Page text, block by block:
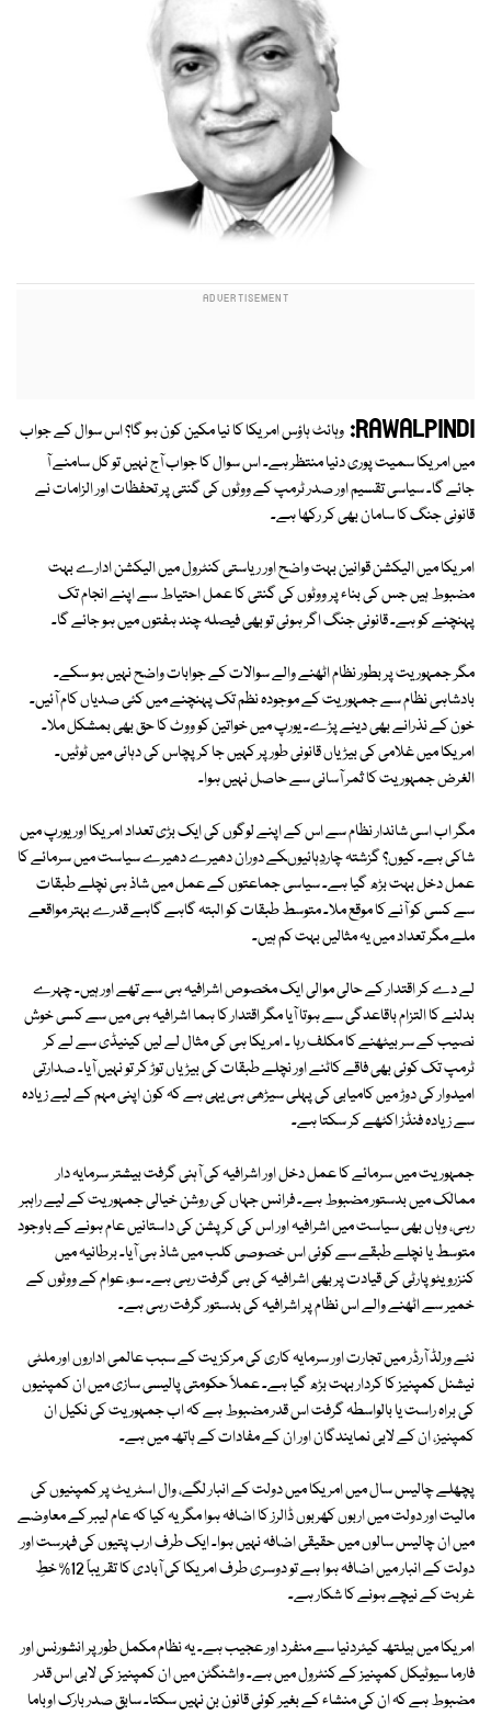
RAWALPINDI: وہائٹ ہاؤس امریکا کا نیا مکین کون ہو گا؟ اس سوال کے جواب
میں امریکا سمیت پوری دنیا منتظر ہے۔ اس سوال کا جواب آج نہیں تو کل سامنے آ
جائے گا۔ سیاسی تقسیم اور صدر ٹرمپ کے ووٹوں کی گنتی پر تحفظات اور الزامات نے
قانونی جنگ کا سامان بھی کر رکھا ہے۔
امریکا میں الیکشن قوانین بہت واضح اور ریاستی کنٹرول میں الیکشن ادارے بہت
مضبوط ہیں جس کی بناء پر ووٹوں کی گنتی کا عمل احتیاط سے اپنے انجام تک
پہنچنے کو ہے۔ قانونی جنگ اگر ہوئی تو بھی فیصلہ چند ہفتوں میں ہو جائے گا۔
مگر جمہوریت پر بطور نظام اٹھنے والے سوالات کے جوابات واضح نہیں ہو سکے۔
بادشاہی نظام سے جمہوریت کے موجودہ نظم تک پہنچنے میں کئی صدیاں کام آئیں۔
خون کے نذرانے بھی دینے پڑے۔ یورپ میں خواتین کو ووٹ کا حق بھی بمشکل ملا۔
امریکا میں غلامی کی بیڑیاں قانونی طور پر کہیں جا کر پچاس کی دہائی میں ٹوٹیں۔
الغرض جمہوریت کا ثمر آسانی سے حاصل نہیں ہوا۔
مگر اب اسی شاندار نظام سے اس کے اپنے لوگوں کی ایک بڑی تعداد امریکا اور یورپ میں
شاکی ہے۔ کیوں؟ گزشتہ چاردِہائیوںکے دوران دھیرے دھیرے سیاست میں سرمائے کا
عمل دخل بہت بڑھ گیا ہے۔ سیاسی جماعتوں کے عمل میں شاذ ہی نچلے طبقات
سے کسی کو آنے کا موقع ملا۔ متوسط طبقات کو البتہ گاہے گاہے قدرے بہتر مواقعے
ملے مگر تعداد میں یہ مثالیں بہت کم ہیں۔
لے دے کر اقتدار کے حالی موالی ایک مخصوص اشرافیہ ہی سے تھے اور ہیں۔ چہرے
بدلنے کا التزام باقاعدگی سے ہوتا آیا مگر اقتدار کا ہما اشرافیہ ہی میں سے کسی خوش
نصیب کے سر بیٹھنے کا مکلف رہا ۔ امریکا ہی کی مثال لے لیں کینیڈی سے لے کر
ٹرمپ تک کوئی بھی فاقے کاٹنے اور نچلے طبقات کی بیڑیاں توڑ کر تو نہیں آیا۔ صدارتی
امیدوار کی دوڑ میں کامیابی کی پہلی سیڑھی ہی یہی ہے کہ کون اپنی مہم کے لیے زیادہ
سے زیادہ فنڈز اکٹھے کر سکتا ہے۔
جمہوریت میں سرمائے کا عمل دخل اور اشرافیہ کی آہنی گرفت بیشتر سرمایہ دار
ممالک میں بدستور مضبوط ہے۔ فرانس جہاں کی روشن خیالی جمہوریت کے لیے راہبر
رہی، وہاں بھی سیاست میں اشرافیہ اور اس کی کرپشن کی داستانیں عام ہونے کے باوجود
متوسط یا نچلے طبقے سے کوئی اس خصوصی کلب میں شاذ ہی آیا۔ برطانیہ میں
کنزرویٹو پارٹی کی قیادت پر بھی اشرافیہ کی ہی گرفت رہی ہے۔ سو، عوام کے ووٹوں کے
خمیر سے اٹھنے والے اس نظام پر اشرافیہ کی بدستور گرفت رہی ہے۔
نئے ورلڈ آرڈر میں تجارت اور سرمایہ کاری کی مرکزیت کے سبب عالمی اداروں اور ملٹی
نیشنل کمپنیز کا کردار بہت بڑھ گیا ہے۔ عملاً حکومتی پالیسی سازی میں ان کمپنیوں
کی براہ راست یا بالواسطہ گرفت اس قدر مضبوط ہے کہ اب جمہوریت کی نکیل ان
کمپنیز، ان کے لابی نمایندگان اور ان کے مفادات کے ہاتھ میں ہے۔
پچھلے چالیس سال میں امریکا میں دولت کے انبار لگے، وال اسٹریٹ پر کمپنیوں کی
مالیت اور دولت میں اربوں کھربوں ڈالرز کا اضافہ ہوا مگر یہ کیا کہ عام لیبر کے معاوضے
میں ان چالیس سالوں میں حقیقی اضافہ نہیں ہوا۔ ایک طرف ارب پتیوں کی فہرست اور
دولت کے انبار میں اضافہ ہوا ہے تو دوسری طرف امریکا کی آبادی کا تقریباً 12% خطِ
غربت کے نیچے ہونے کا شکار ہے۔
امریکا میں ہیلتھ کیئردنیا سے منفرد اور عجیب ہے۔ یہ نظام مکمل طور پر انشورنس اور
فارما سیوٹیکل کمپنیز کے کنٹرول میں ہے۔ واشنگٹن میں ان کمپنیز کی لابی اس قدر
مضبوط ہے کہ ان کی منشاء کے بغیر کوئی قانون بن نہیں سکتا۔ سابق صدر بارک اوباما